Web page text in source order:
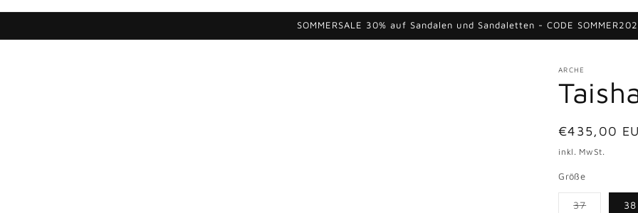
SOMMERSALE 30% auf Sandalen und Sandaletten - CODE
ARCHE
Normaler
Preis
€435,00
inkl. MwSt.
Größe
37 38